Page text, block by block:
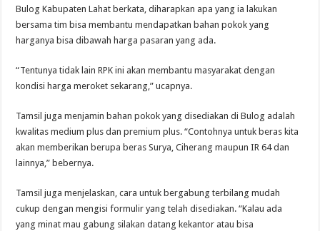
Bulog Kabupaten Lahat berkata, diharapkan apa yang ia lakukan
bersama tim bisa membantu mendapatkan bahan pokok yang
harganya bisa dibawah harga pasaran yang ada.
“Tentunya tidak lain RPK ini akan membantu masyarakat dengan
kondisi harga meroket sekarang,” ucapnya.
Tamsil juga menjamin bahan pokok yang disediakan di Bulog adalah
kwalitas medium plus dan premium plus. “Contohnya untuk beras kita
akan memberikan berupa beras Surya, Ciherang maupun IR 64 dan
lainnya,” bebernya.
Tamsil juga menjelaskan, cara untuk bergabung terbilang mudah
cukup dengan mengisi formulir yang telah disediakan. “Kalau ada
yang minat mau gabung silakan datang kekantor atau bisa